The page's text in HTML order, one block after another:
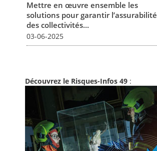
Mettre en œuvre ensemble les
solutions pour garantir l’assurabilité
des collectivités...
03-06-2025
Découvrez le Risques-Infos 49 :